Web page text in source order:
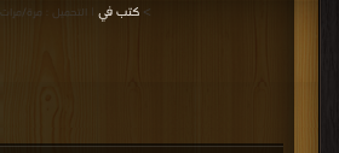
> كتب في | التحميل : مرة/مرات